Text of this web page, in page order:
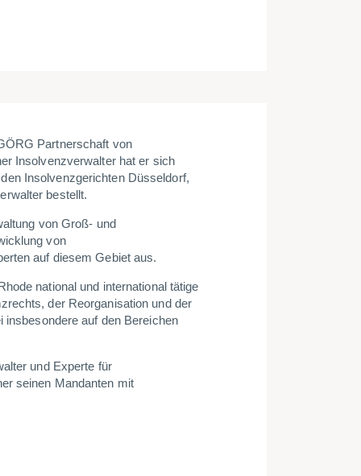
Partnerschaft von
Insolvenzverwalter hat er sich
Insolvenzgerichten Düsseldorf,
bestellt.
von Groß- und
von
auf diesem Gebiet aus.
national und international tätige
der Reorganisation und der
insbesondere auf den Bereichen
und Experte für
seinen Mandanten mit